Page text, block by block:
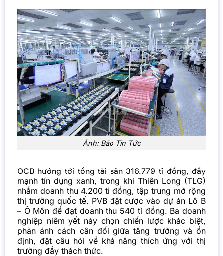
Ảnh: Báo Tin Tức
OCB hướng tới tổng tài sản 316.779 tỉ đồng, đẩy
mạnh tín dụng xanh, trong khi Thiên Long (TLG)
nhắm doanh thu 4.200 tỉ đồng, tập trung mở rộng
thị trường quốc tế. PVB đặt cược vào dự án Lô B
– Ô Môn để đạt doanh thu 540 tỉ đồng. Ba doanh
nghiệp niêm yết này chọn chiến lược khác biệt,
phản ánh cách cân đối giữa tăng trưởng và ổn
định, đặt câu hỏi về khả năng thích ứng với thị
trường đầy thách thức.